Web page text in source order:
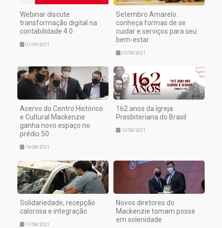
Webinar discute
transformação digital na
contabilidade 4.0
01/09/2021
Setembro Amarelo:
conheça formas de se
cuidar e serviços para seu
bem-estar
01/09/2021
Acervo do Centro Histórico
e Cultural Mackenzie
ganha novo espaço no
prédio 50
19/08/2021
162 anos da Igreja
Presbiteriana do Brasil
12/08/2021
Solidariedade, recepção
calorosa e integração
11/08/2021
Novos diretores do
Mackenzie tomam posse
em solenidade